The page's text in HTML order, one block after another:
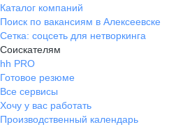
Каталог компаний
Поиск по вакансиям в Алексеевске
Сетка: соцсеть для нетворкинга
Соискателям
hh PRO
Готовое резюме
Все сервисы
Хочу у вас работать
Производственный календарь